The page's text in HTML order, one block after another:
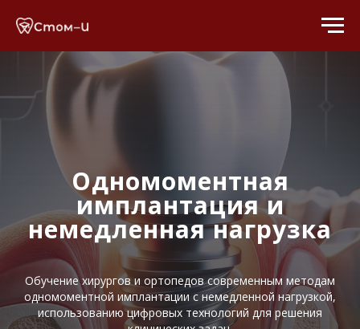
Одномоментная
имплантация и
немедленная нагрузка
Обучение хирургов и ортопедов современным методам
одномоментной имплантации с немедленной нагрузкой,
использованию цифровых технологий для решения